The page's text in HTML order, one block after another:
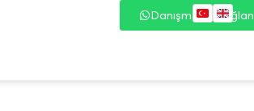
Danışmana Bağlan